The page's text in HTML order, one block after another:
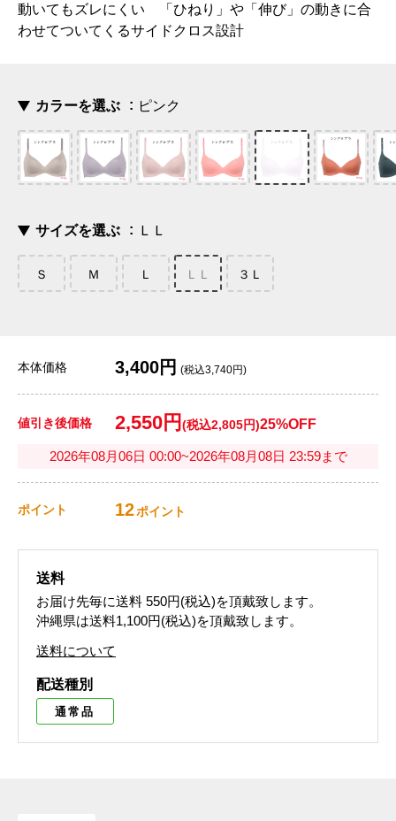
動いてもズレにくい 「ひねり」や「伸び」の動きに合
わせてついてくるサイドクロス設計
カラーを選ぶ ピンク
サイズを選ぶ ＬＬ
Ｓ Ｍ Ｌ ＬＬ ３Ｌ
本体価格 3,400円 (税込3,740円)
値引き後価格 2,550円 (税込2,805円)25%OFF
2026年08月06日 00:00~2026年08月08日 23:59まで
ポイント 12ポイント
送料
お届け先毎に送料 550円(税込)を頂戴致します。
沖縄県は送料1,100円(税込)を頂戴致します。
送料について
配送種別
通常品